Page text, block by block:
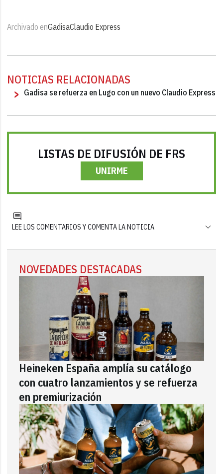
Archivado enGadisaClaudio Express
NOTICIAS RELACIONADAS
Gadisa se refuerza en Lugo con un nuevo Claudio Express
LISTAS DE DIFUSIÓN DE FRS
UNIRME
LEE LOS COMENTARIOS Y COMENTA LA NOTICIA
NOVEDADES DESTACADAS
Heineken España amplía su catálogo
con cuatro lanzamientos y se refuerza
en premiurización